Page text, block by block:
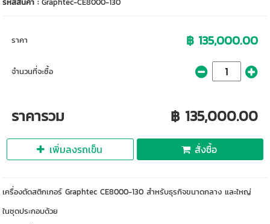
ราคา ฿ 135,000.00
จำนวนที่จะซื้อ
ราคารวม ฿ 135,000.00
เพิ่มลงรถเข็น สั่งซื้อ
เครื่องตัดสติกเกอร์ Graphtec CE8000-130 สำหรับธุรกิจขนาดกลาง และใหญ่
ในชุดประกอบด้วย